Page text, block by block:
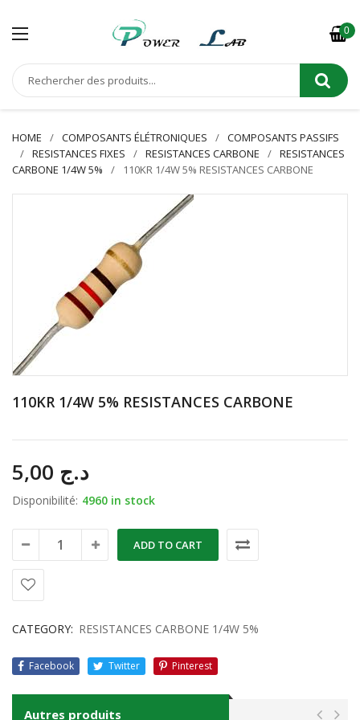
0
HOME COMPOSANTS ÉLÉTRONIQUES
COMPOSANTS PASSIFS
RESISTANCES FIXES
RESISTANCES CARBONE
RESISTANCES
CARBONE 1/4W 5%
110KR 1/4W 5% RESISTANCES CARBONE
110KR 1/4W 5% RESISTANCES CARBONE
د.ج
Disponibilité: 4960 in stock
ADD TO CART
CATEGORY: RESISTANCES CARBONE 1/4W 5%
Facebook Twitter Pinterest
Autres produits